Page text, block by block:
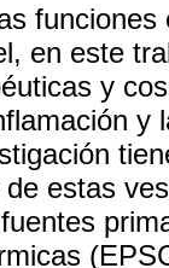
en este
y
y
estas